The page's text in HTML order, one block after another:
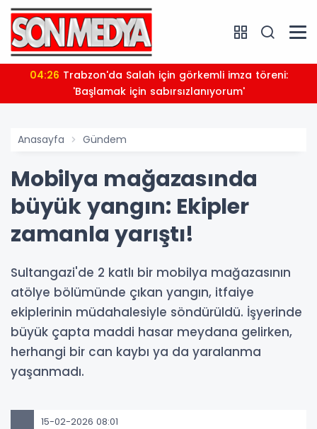
04:26
'Başlamak için sabırsızlanıyorum'
Anasayfa Gündem
Mobilya mağazasında
büyük yangın: Ekipler
zamanla yarıştı!
Sultangazi'de 2 katlı bir mobilya mağazasının
atölye bölümünde çıkan yangın, itfaiye
ekiplerinin müdahalesiyle söndürüldü. İşyerinde
büyük çapta maddi hasar meydana gelirken,
herhangi bir can kaybı ya da yaralanma
yaşanmadı.
15-02-2026 08:01